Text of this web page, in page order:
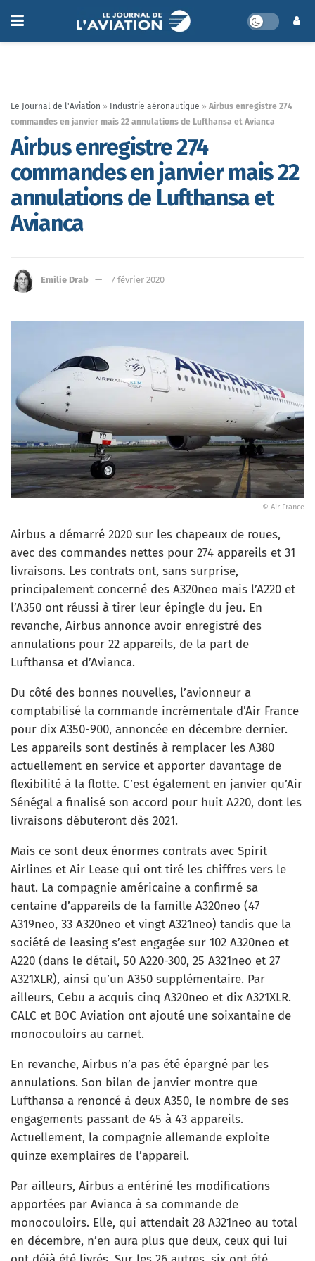
Le Journal de l'Aviation » Industrie aéronautique » Airbus enregistre 274
commandes en janvier mais 22 annulations de Lufthansa et Avianca
Airbus enregistre 274
commandes en janvier mais 22
annulations de Lufthansa et
Avianca
Emilie Drab 7 février 2020
© Air France
Airbus a démarré 2020 sur les chapeaux de roues,
avec des commandes nettes pour 274 appareils et 31
livraisons. Les contrats ont, sans surprise,
principalement concerné des A320neo mais l’A220 et
l’A350 ont réussi à tirer leur épingle du jeu. En
revanche, Airbus annonce avoir enregistré des
annulations pour 22 appareils, de la part de
Lufthansa et d’Avianca.
Du côté des bonnes nouvelles, l’avionneur a
comptabilisé la commande incrémentale d’Air France
pour dix A350-900, annoncée en décembre dernier.
Les appareils sont destinés à remplacer les A380
actuellement en service et apporter davantage de
flexibilité à la flotte. C’est également en janvier qu’Air
Sénégal a finalisé son accord pour huit A220, dont les
livraisons débuteront dès 2021.
Mais ce sont deux énormes contrats avec Spirit
Airlines et Air Lease qui ont tiré les chiffres vers le
haut. La compagnie américaine a confirmé sa
centaine d’appareils de la famille A320neo (47
A319neo, 33 A320neo et vingt A321neo) tandis que la
société de leasing s’est engagée sur 102 A320neo et
A220 (dans le détail, 50 A220-300, 25 A321neo et 27
A321XLR), ainsi qu’un A350 supplémentaire. Par
ailleurs, Cebu a acquis cinq A320neo et dix A321XLR.
CALC et BOC Aviation ont ajouté une soixantaine de
monocouloirs au carnet.
En revanche, Airbus n’a pas été épargné par les
annulations. Son bilan de janvier montre que
Lufthansa a renoncé à deux A350, le nombre de ses
engagements passant de 45 à 43 appareils.
Actuellement, la compagnie allemande exploite
quinze exemplaires de l’appareil.
Par ailleurs, Airbus a entériné les modifications
apportées par Avianca à sa commande de
monocouloirs. Elle, qui attendait 28 A321neo au total
en décembre, n’en aura plus que deux, ceux qui lui